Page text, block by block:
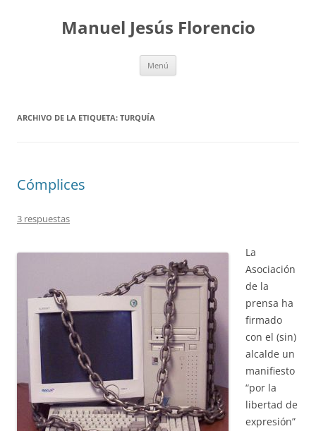
contenidoManuel Jesús Florencio
Menú
ARCHIVO DE LA ETIQUETA: TURQUÍA
Cómplices
3 respuestas
La
Asociación
de la
prensa ha
firmado
con el (sin)
alcalde un
manifiesto
“por la
libertad de
expresión”